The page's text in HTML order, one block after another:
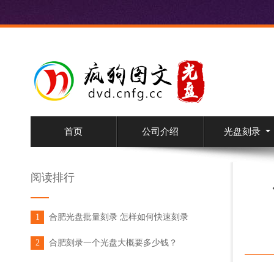
首页 公司介绍 光盘刻录
阅读排行
1
合肥光盘批量刻录 怎样如何快速刻录
2
合肥刻录一个光盘大概要多少钱？